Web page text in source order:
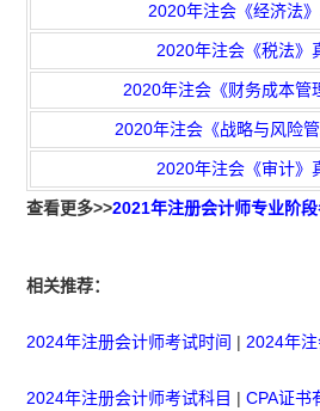
2020年注会《经济法
2020年注会《税法》
2020年注会《财务成本管
2020年注会《战略与风险
2020年注会《审计》
查看更多>>2021年注册会计师专业阶
相关推荐：
2024年注册会计师考试时间 | 2024年
2024年注册会计师考试科目 |CPA证书